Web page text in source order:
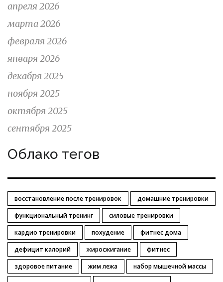
апреля 2026
марта 2026
февраля 2026
января 2026
декабря 2025
ноября 2025
октября 2025
сентября 2025
Облако тегов
восстановление после тренировок
домашние тренировки
функциональный тренинг
силовые тренировки
кардио тренировки
похудение
фитнес дома
дефицит калорий
жиросжигание
фитнес
здоровое питание
жим лежа
набор мышечной массы